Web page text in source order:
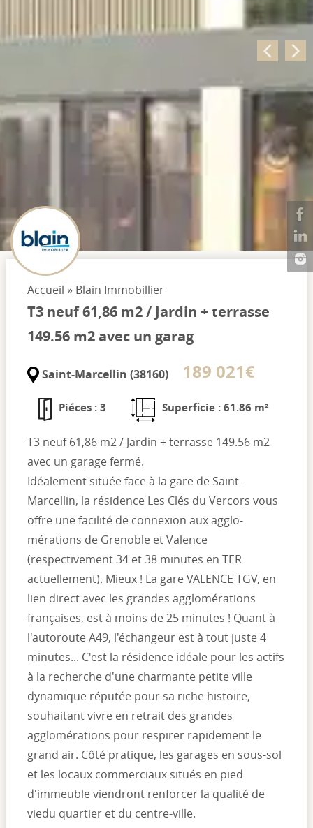
Accueil » Blain Immobillier
T3 neuf 61,86 m2 / Jardin + terrasse
149.56 m2 avec un garag
Saint-Marcellin (38160) 189 021€
Piéces : 3 Superficie : 61.86 m²
T3 neuf 61,86 m2 / Jardin + terrasse 149.56 m2
avec un garage fermé.
Idéalement située face à la gare de Saint-
Marcellin, la résidence Les Clés du Vercors vous
offre une facilité de connexion aux agglo-
mérations de Grenoble et Valence
(respectivement 34 et 38 minutes en TER
actuellement). Mieux ! La gare VALENCE TGV, en
lien direct avec les grandes agglomérations
françaises, est à moins de 25 minutes ! Quant à
l'autoroute A49, l'échangeur est à tout juste 4
minutes... C'est la résidence idéale pour les actifs
à la recherche d'une charmante petite ville
dynamique réputée pour sa riche histoire,
souhaitant vivre en retrait des grandes
agglomérations pour respirer rapidement le
grand air. Côté pratique, les garages en sous-sol
et les locaux commerciaux situés en pied
d'immeuble viendront renforcer la qualité de
viedu quartier et du centre-ville.